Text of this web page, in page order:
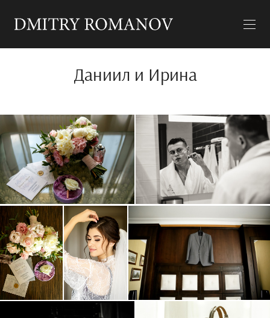
Даниил и Ирина